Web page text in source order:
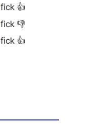
fick 👍
fick 👎
fick 👍